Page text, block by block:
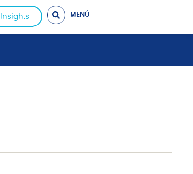
Insights MENÚ